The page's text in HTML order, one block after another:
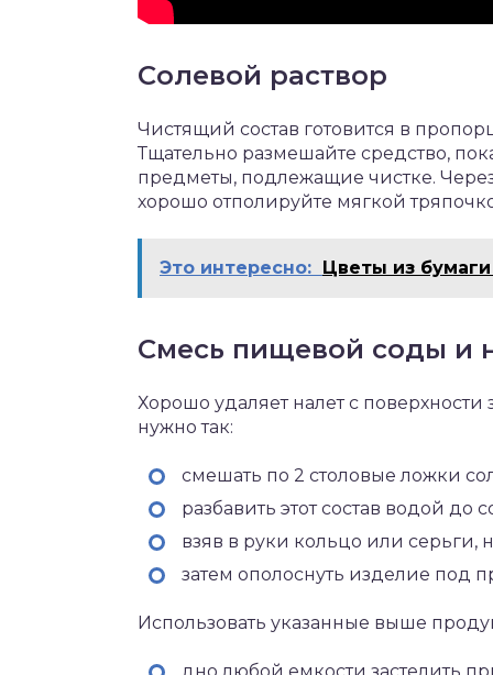
Солевой раствор
Чистящий состав готовится в
Тщательно размешайте средство,
предметы, подлежащие чистке.
хорошо отполируйте мягкой
Это интересно: Цветы из
Смесь пищевой соды и
Хорошо удаляет налет с
нужно так:
смешать по 2 столовые ложки
разбавить этот состав водой до
взяв в руки кольцо или серьги,
затем ополоснуть изделие под
Использовать указанные выше